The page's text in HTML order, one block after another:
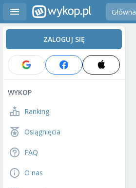
Główna
ZALOGUJ SIĘ
WYKOP
Ranking
Osiągnięcia
FAQ
O nas